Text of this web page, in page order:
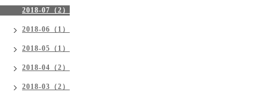
2018-07（2）
2018-06（1）
2018-05（1）
2018-04（2）
2018-03（2）